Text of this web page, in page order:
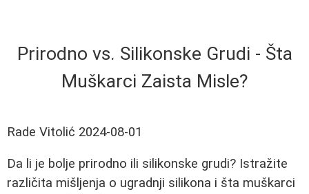
Prirodno vs. Silikonske Grudi - Šta
Muškarci Zaista Misle?
Rade Vitolić 2024-08-01
Da li je bolje prirodno ili silikonske grudi? Istražite
različita mišljenja o ugradnji silikona i šta muškarci